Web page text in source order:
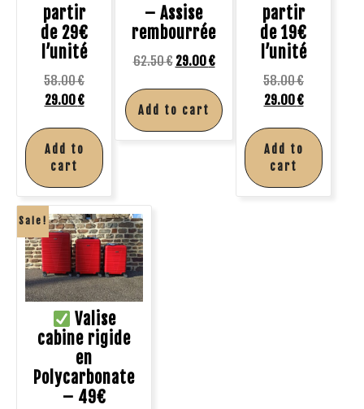
partir
de 29€
l’unité
58.00€
29.00€
Add to
cart
– Assise
rembourrée
62.50€ 29.00€
Add to cart
partir
de 19€
l’unité
58.00€
29.00€
Add to
cart
Sale!
Valise
cabine rigide
en
Polycarbonate
– 49€